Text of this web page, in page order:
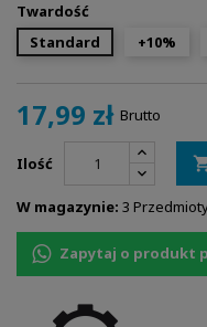
Twardość
Standard
+10%
17,99 zł Brutto
Ilość
W magazynie: 3
Zapytaj o produkt